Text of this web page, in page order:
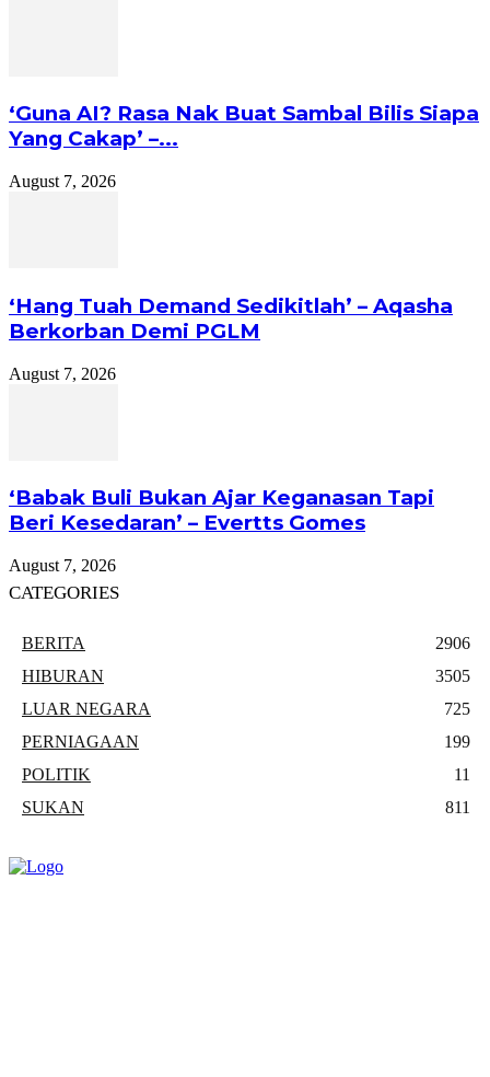
‘Guna AI? Rasa Nak Buat Sambal Bilis Siapa
Yang Cakap’ –...
August 7, 2026
‘Hang Tuah Demand Sedikitlah’ – Aqasha
Berkorban Demi PGLM
August 7, 2026
‘Babak Buli Bukan Ajar Keganasan Tapi
Beri Kesedaran’ – Evertts Gomes
August 7, 2026
CATEGORIES
BERITA
2906
HIBURAN
3505
LUAR NEGARA
725
PERNIAGAAN
199
POLITIK
11
SUKAN
811